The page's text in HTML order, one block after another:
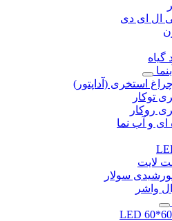
ال ای دی
استخری (آداپتور)
توکار
روکار
ای و آب نما
لایت
سولار
واشر